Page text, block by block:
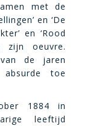
met de
en ‘De
en ‘Rood
zijn oeuvre.
van de jaren
toe
1884 in
leeftijd